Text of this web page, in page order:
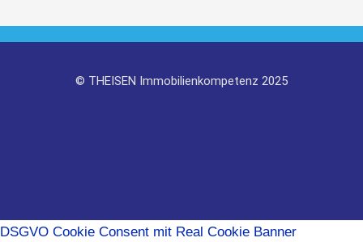
© THEISEN Immo­bi­li­en­kom­pe­tenz 2025
DSGVO Cookie Consent mit Real Cookie Banner